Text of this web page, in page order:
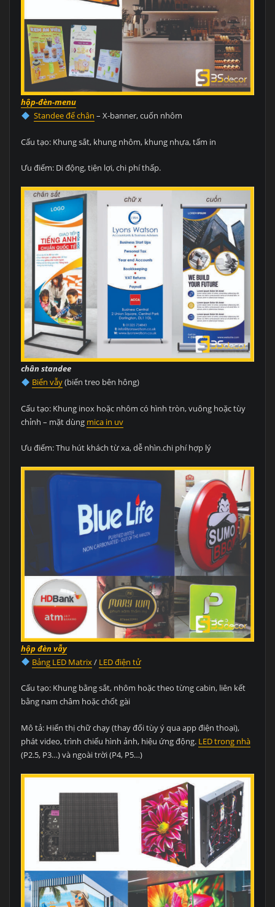
hộp-đèn-menu
Standee để chân – X-banner, cuốn nhôm
Cấu tạo: Khung sắt, khung nhôm, khung nhựa, tấm in
Ưu điểm: Di động, tiện lợi, chi phí thấp.
chân standee
Biển vẫy(biển treo bên hông)
Cấu tạo: Khung inox hoặc nhôm có hình tròn, vuông hoặc tùy
chỉnh – mặt dùng mica in uv
Ưu điểm: Thu hút khách từ xa, dễ nhìn.chi phí hợp lý
hộp đèn vẫy
Bảng LED Matrix/ LED điện tử
Cấu tạo: Khung bằng sắt, nhôm hoặc theo từng cabin, liên kết
bằng nam châm hoặc chốt gài
Mô tả: Hiển thị chữ chạy (thay đổi tùy ý qua app điện thoại),
phát video, trình chiếu hình ảnh, hiệu ứng động. LED trong nhà
(P2.5, P3…) và ngoài trời (P4, P5…)